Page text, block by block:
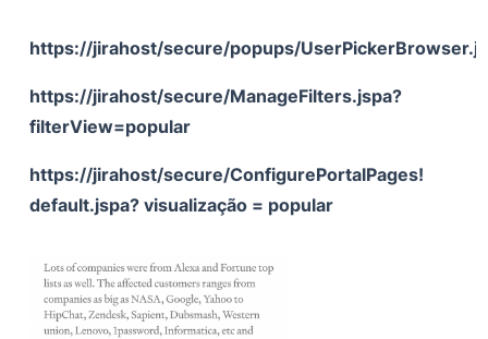
https://jirahost/secure/popups/
https://jirahost/secure/ManageFilters.jspa?
filterView=popular
https://jirahost/secure/ConfigurePortalPages!
default.jspa? visualização = popular